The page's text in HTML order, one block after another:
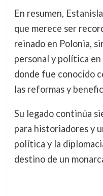
En resumen,
que merece ser
reinado en Polonia,
personal y política
donde fue conocido
las reformas y
Su legado continúa
para historiadores y
política y la
destino de un